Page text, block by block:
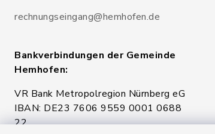
rechnungseingang@hemhofen.de
Bankverbindungen der Gemeinde
Hemhofen:
VR Bank Metropolregion Nürnberg eG
IBAN: DE23 7606 9559 0001 0688
22